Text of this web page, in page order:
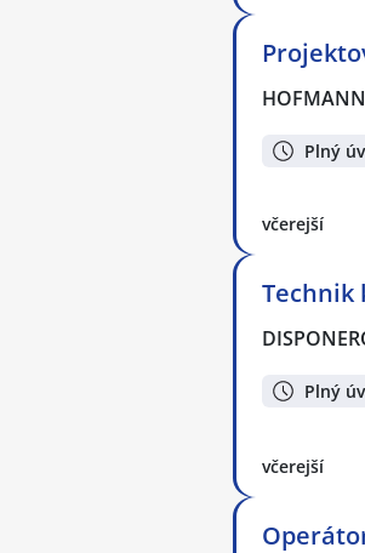
Plný
včerejší
Technik
Plný
včerejší